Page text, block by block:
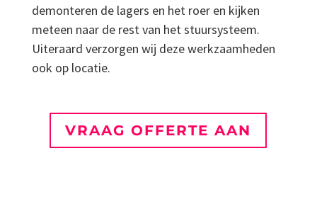
demonteren de lagers en het roer en kijken
meteen naar de rest van het stuursysteem.
Uiteraard verzorgen wij deze werkzaamheden
ook op locatie.
VRAAG OFFERTE AAN